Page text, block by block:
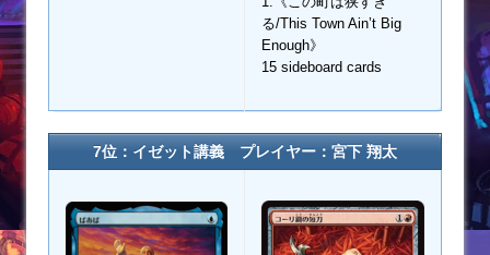
る/This Town Ain’t Big
Enough》
15 sideboard cards
7位：イゼット講義 プレイヤー：宮下 翔太